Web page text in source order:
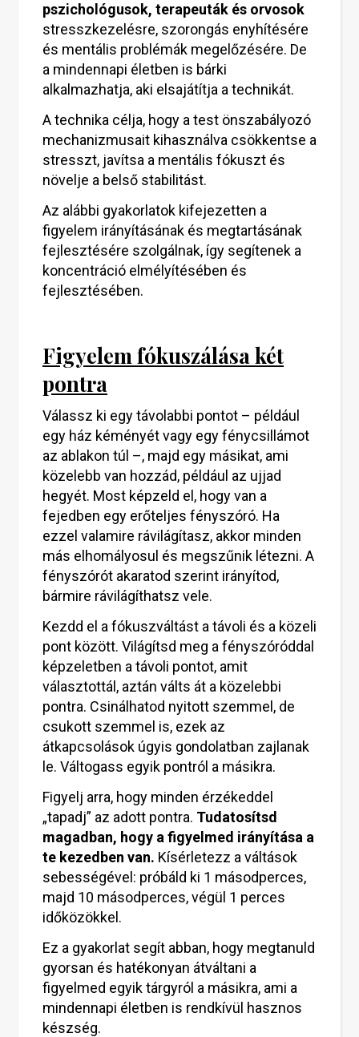
pszichológusok, terapeuták és orvosok
stresszkezelésre, szorongás enyhítésére
és mentális problémák megelőzésére. De
a mindennapi életben is bárki
alkalmazhatja, aki elsajátítja a technikát.
A technika célja, hogy a test önszabályozó
mechanizmusait kihasználva csökkentse a
stresszt, javítsa a mentális fókuszt és
növelje a belső stabilitást.
Az alábbi gyakorlatok kifejezetten a
figyelem irányításának és megtartásának
fejlesztésére szolgálnak, így segítenek a
koncentráció elmélyítésében és
fejlesztésében.
Figyelem fókuszálása két
pontra
Válassz ki egy távolabbi pontot – például
egy ház kéményét vagy egy fénycsillámot
az ablakon túl –, majd egy másikat, ami
közelebb van hozzád, például az ujjad
hegyét. Most képzeld el, hogy van a
fejedben egy erőteljes fényszóró. Ha
ezzel valamire rávilágítasz, akkor minden
más elhomályosul és megszűnik létezni. A
fényszórót akaratod szerint irányítod,
bármire rávilágíthatsz vele.
Kezdd el a fókuszváltást a távoli és a közeli
pont között. Világítsd meg a fényszóróddal
képzeletben a távoli pontot, amit
választottál, aztán válts át a közelebbi
pontra. Csinálhatod nyitott szemmel, de
csukott szemmel is, ezek az
átkapcsolások úgyis gondolatban zajlanak
le. Váltogass egyik pontról a másikra.
Figyelj arra, hogy minden érzékeddel
„tapadj” az adott pontra. Tudatosítsd
magadban, hogy a figyelmed irányítása a
te kezedben van. Kísérletezz a váltások
sebességével: próbáld ki 1 másodperces,
majd 10 másodperces, végül 1 perces
időközökkel.
Ez a gyakorlat segít abban, hogy megtanuld
gyorsan és hatékonyan átváltani a
figyelmed egyik tárgyról a másikra, ami a
mindennapi életben is rendkívül hasznos
készség.